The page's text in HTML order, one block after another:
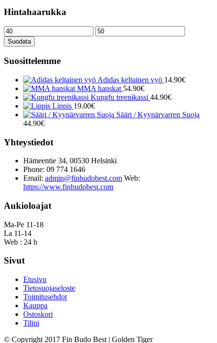
Hintahaarukka
Minimihinta Maksimihinta
Suodata
Suosittelemme
Adidas keltainen vyö 14.90€
MMA hanskat 54.90€
Kungfu treenikassi 44.90€
Lippis 19.00€
Sääri / Kyynärvarren Suoja
44.90€
Yhteystiedot
Hämeentie 34, 00530 Helsinki
Phone: 09 774 1646
Email: admin@finbudobest.com Web:
https://www.finbudobest.com
Aukioloajat
Ma-Pe 11-18
La 11-14
Web : 24 h
Sivut
Etusivu
Tietosuojaseloste
Toimitusehdot
Kauppa
Ostoskori
Tilini
© Copyright 2017 Fin Budo Best | Golden Tiger